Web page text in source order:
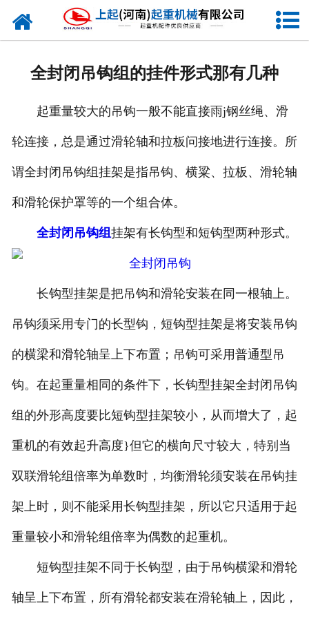
网站首页
产品中心
合作客户
全封闭吊钩组的挂件形式那有几种
起重量较大的吊钩一般不能直接雨j钢丝绳、滑
轮连接，总是通过滑轮轴和拉板问接地进行连接。所
谓全封闭吊钩组挂架是指吊钩、横粱、拉板、滑轮轴
和滑轮保护罩等的一个组合体。
全封闭吊钩组挂架有长钩型和短钩型两种形式。
长钩型挂架是把吊钩和滑轮安装在同一根轴上。
吊钩须采用专门的长型钩，短钩型挂架是将安装吊钩
的横梁和滑轮轴呈上下布置；吊钩可采用普通型吊
钩。在起重量相同的条件下，长钩型挂架全封闭吊钩
组的外形高度要比短钩型挂架较小，从而增大了，起
重机的有效起升高度}但它的横向尺寸较大，特别当
双联滑轮组倍率为单数时，均衡滑轮须安装在吊钩挂
架上时，则不能采用长钩型挂架，所以它只适用于起
重量较小和滑轮组倍率为偶数的起重机。
短钩型挂架不同于长钩型，由于吊钩横梁和滑轮
轴呈上下布置，所有滑轮都安装在滑轮轴上，因此，